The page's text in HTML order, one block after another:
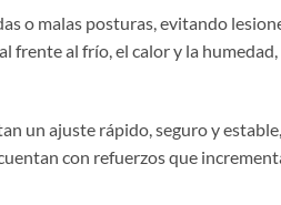
o malas posturas, evitando
frente al frío, el calor y la
un ajuste rápido, seguro y
con refuerzos que